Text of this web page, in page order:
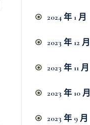
2024 年 1 月
2023 年 12 月
2023 年 11 月
2023 年 10 月
2023 年 9 月